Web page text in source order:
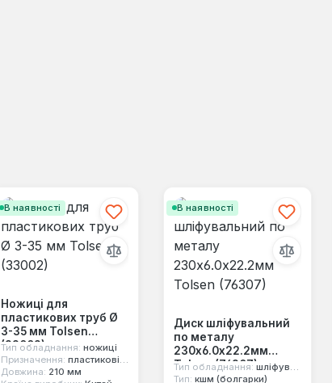
В наявності
Ножиці для
пластикових труб Ø
3-35 мм Tolsen
(33002)
Тип обладнання: ножиці
Призначення: пластикові труби
Довжина: 210 мм
В наявності
Диск шліфувальний
по металу
230х6.0х22.2мм
Tolsen (76307)
Тип обладнання: шліфувальний диск
Тип: кшм (болгарки)